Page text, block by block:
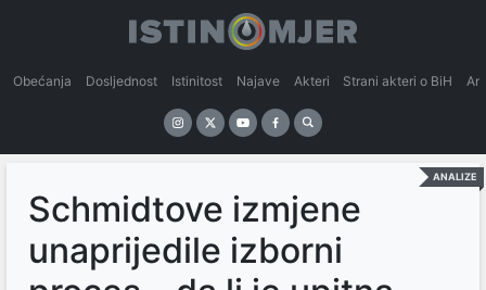
Obećanja Dosljednost Istinitost Najave Akteri Strani akteri o BiH
ANALIZE
Schmidtove izmjene
unaprijedile izborni